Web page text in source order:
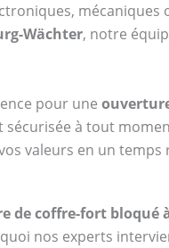
mécaniques
Wächter, notre
pour une
sécurisée à tout
valeurs en un temps
de coffre-fort bloqué
nos experts